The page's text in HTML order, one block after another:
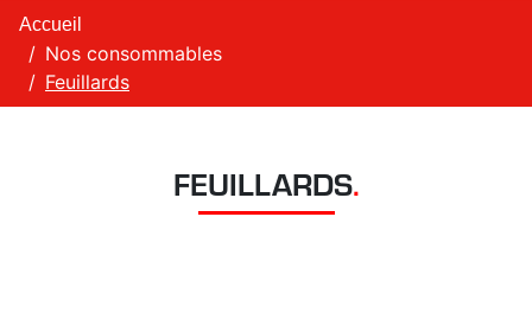
Accueil
Nos consommables
Feuillards
FEUILLARDS.